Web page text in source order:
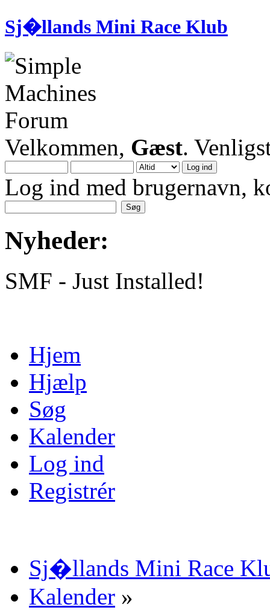
Sj�llands Mini Race Klub
Velkommen, Gæst.
Log ind med brugernavn,
Nyheder:
SMF - Just Installed!
Hjem
Hjælp
Søg
Kalender
Log ind
Registrér
Sj�llands Mini Race
Kalender »